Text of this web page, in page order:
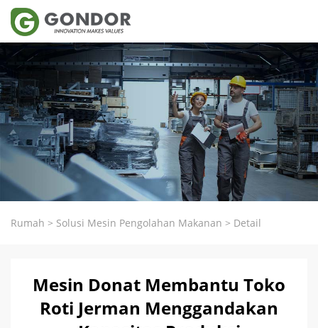
Rumah > Solusi Mesin Pengolahan Makanan > Detail
Mesin Donat Membantu Toko
Roti Jerman Menggandakan